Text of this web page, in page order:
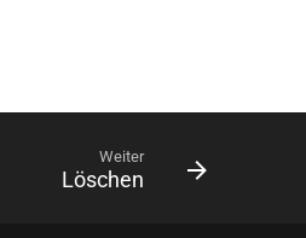
Weiter
Löschen